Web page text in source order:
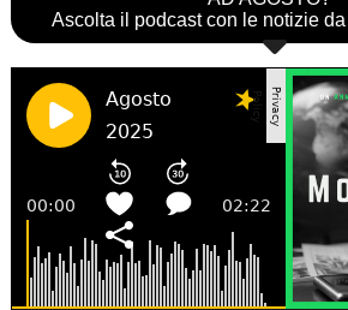
Ascolta il podcast con le notizie